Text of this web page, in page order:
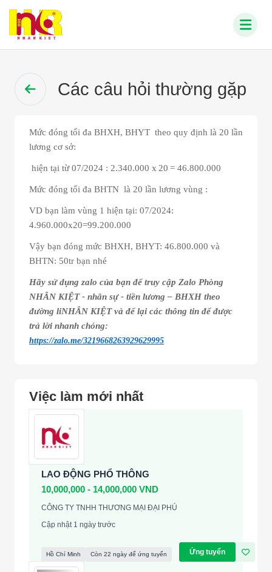
Các câu hỏi thường gặp
Mức đóng tối đa BHXH, BHYT theo quy định là 20 lần
lương cơ sở:
hiện tại từ 07/2024 : 2.340.000 x 20 = 46.800.000
Mức đóng tối đa BHTN là 20 lần lương vùng :
VD bạn làm vùng 1 hiện tại: 07/2024:
4.960.000x20=99.200.000
Vậy bạn đóng mức BHXH, BHYT: 46.800.000 và
BHTN: 50tr bạn nhé
Hãy sử dụng zalo của bạn để truy cập Zalo Phòng
NHÂN KIỆT - nhân sự - tiền lương – BHXH theo
đường liNHÂN KIỆT và để lại các thông tin để được
trả lời nhanh chóng:
https://zalo.me/3219668263929629995
Việc làm mới nhất
LAO ĐỘNG PHỔ THÔNG
10,000,000 - 14,000,000 VND
CÔNG TY TNHH THƯƠNG MẠI ĐẠI PHÚ
Cập nhật 1 ngày trước
Hồ Chí Minh Còn 22 ngày để ứng tuyển Ứng tuyển